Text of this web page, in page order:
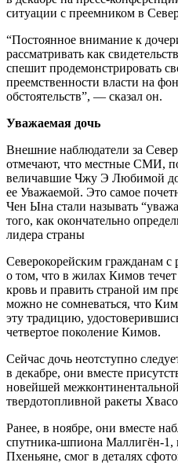
ситуации с преемником в
“Постоянное внимание к
рассматривать как
спешит продемонстрировать
преемственности власти на
обстоятельств”, — сказал он.
Уважаемая дочь
Внешние наблюдатели за
отмечают, что местные СМИ,
величавшие Чжу Э Любимой
ее Уважаемой. Это самое
Чен Ына стали называть
того, как окончательно
лидера страны
Северокорейским гражданам
о том, что в жилах Кимов
кровь и править страной им
можно не сомневаться, что
эту традицию,
четвертое поколение Кимов.
Сейчас дочь неотступно
в декабре, они вместе
новейшей
твердотопливной ракеты
Ранее, в ноябре, они вместе
спутника-шпиона Маллигён-1,
Пхеньяне, смог в деталях